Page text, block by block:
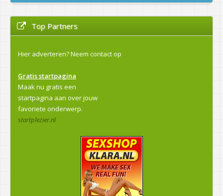
Top Partners
Hier adverteren?Neem contact op
Gratis startpagina
Maak nu gratis een
startpagina aan over jouw
favoriete onderwerp.
startplezier.nl